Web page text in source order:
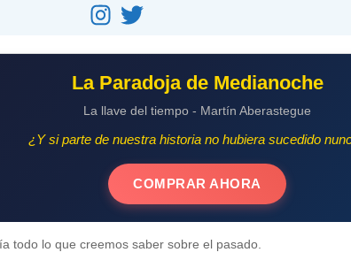
La Paradoja de Medianoche
La llave del tiempo - Martín Aberastegue
¿Y si parte de nuestra historia no hubiera sucedido
COMPRAR AHORA
todo lo que creemos saber sobre el pasado.